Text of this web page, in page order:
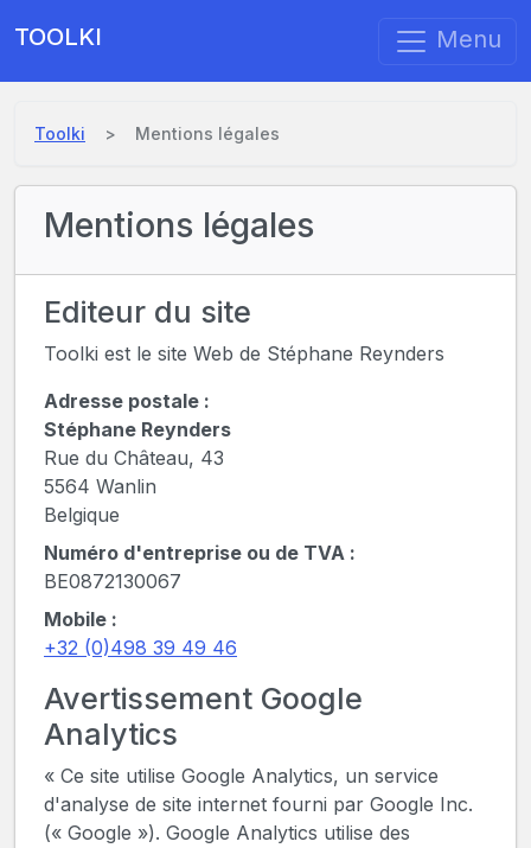
TOOLKI Menu
Toolki Mentions légales
Mentions légales
Editeur du site
Toolki est le site Web de Stéphane Reynders
Adresse postale :
Stéphane Reynders
Rue du Château, 43
5564 Wanlin
Belgique
Numéro d'entreprise ou de TVA :
BE0872130067
Mobile :
+32 (0)498 39 49 46
Avertissement Google
Analytics
« Ce site utilise Google Analytics, un service
d'analyse de site internet fourni par Google Inc.
(« Google »). Google Analytics utilise des